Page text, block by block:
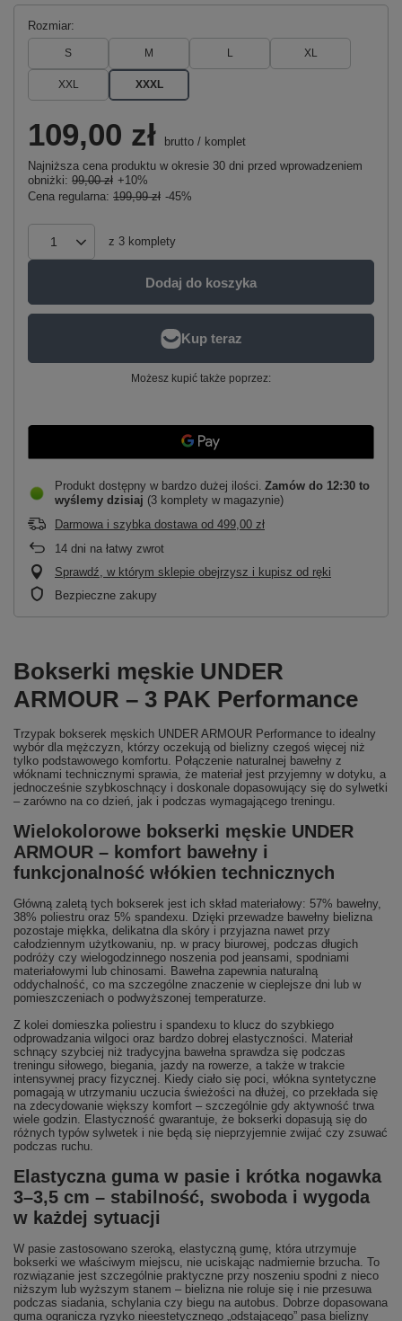
Rozmiar
S M L XL
XXL XXXL
109,00 zł brutto / komplet
Najniższa cena produktu w okresie 30 dni przed wprowadzeniem
obniżki: 99,00 zł +10%
Cena regularna: 199,99 zł -45%
z 3 komplety
Dodaj do koszyka
Możesz kupić także poprzez:
Produkt dostępny w bardzo dużej ilości Zamów do 12:30 to
wyślemy dzisiaj (3 komplety w magazynie)
Darmowa i szybka dostawa od 499,00 zł
14 dni na łatwy zwrot
Sprawdź, w którym sklepie obejrzysz i kupisz od ręki
Bezpieczne zakupy
Bokserki męskie UNDER
ARMOUR – 3 PAK Performance
Trzypak bokserek męskich UNDER ARMOUR Performance to idealny
wybór dla mężczyzn, którzy oczekują od bielizny czegoś więcej niż
tylko podstawowego komfortu. Połączenie naturalnej bawełny z
włóknami technicznymi sprawia, że materiał jest przyjemny w dotyku, a
jednocześnie szybkoschnący i doskonale dopasowujący się do sylwetki
– zarówno na co dzień, jak i podczas wymagającego treningu.
Wielokolorowe bokserki męskie UNDER
ARMOUR – komfort bawełny i
funkcjonalność włókien technicznych
Główną zaletą tych bokserek jest ich skład materiałowy: 57% bawełny,
38% poliestru oraz 5% spandexu. Dzięki przewadze bawełny bielizna
pozostaje miękka, delikatna dla skóry i przyjazna nawet przy
całodziennym użytkowaniu, np. w pracy biurowej, podczas długich
podróży czy wielogodzinnego noszenia pod jeansami, spodniami
materiałowymi lub chinosami. Bawełna zapewnia naturalną
oddychalność, co ma szczególne znaczenie w cieplejsze dni lub w
pomieszczeniach o podwyższonej temperaturze.
Z kolei domieszka poliestru i spandexu to klucz do szybkiego
odprowadzania wilgoci oraz bardzo dobrej elastyczności. Materiał
schnący szybciej niż tradycyjna bawełna sprawdza się podczas
treningu siłowego, biegania, jazdy na rowerze, a także w trakcie
intensywnej pracy fizycznej. Kiedy ciało się poci, włókna syntetyczne
pomagają w utrzymaniu uczucia świeżości na dłużej, co przekłada się
na zdecydowanie większy komfort – szczególnie gdy aktywność trwa
wiele godzin. Elastyczność gwarantuje, że bokserki dopasują się do
różnych typów sylwetek i nie będą się nieprzyjemnie zwijać czy zsuwać
podczas ruchu.
Elastyczna guma w pasie i krótka nogawka
3–3,5 cm – stabilność, swoboda i wygoda
w każdej sytuacji
W pasie zastosowano szeroką, elastyczną gumę, która utrzymuje
bokserki we właściwym miejscu, nie uciskając nadmiernie brzucha. To
rozwiązanie jest szczególnie praktyczne przy noszeniu spodni z nieco
niższym lub wyższym stanem – bielizna nie roluje się i nie przesuwa
podczas siadania, schylania czy biegu na autobus. Dobrze dopasowana
guma ogranicza ryzyko nieestetycznego „odstającego” pasa bielizny